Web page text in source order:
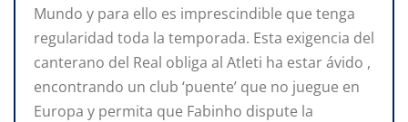
Mundo y para ello es imprescindible que tenga
regularidad toda la temporada. Esta exigencia del
canterano del Real obliga al Atleti ha estar ávido ,
encontrando un club ‘puente’ que no juegue en
Europa y permita que Fabinho dispute la